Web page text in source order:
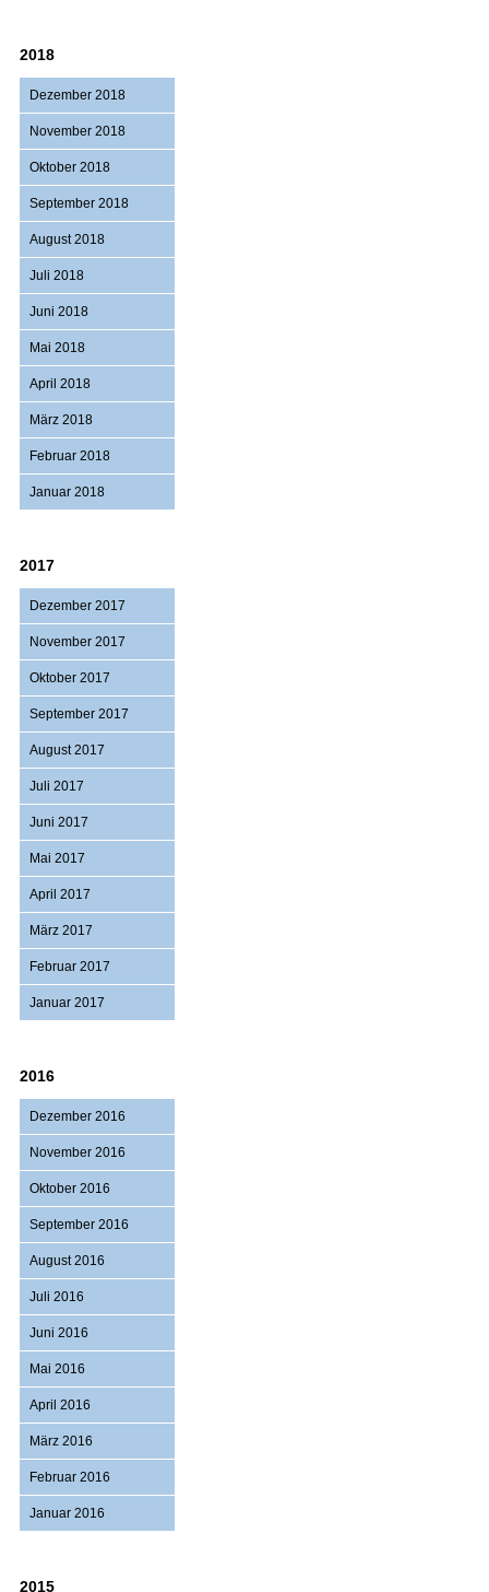
2018
Dezember 2018
November 2018
Oktober 2018
September 2018
August 2018
Juli 2018
Juni 2018
Mai 2018
April 2018
März 2018
Februar 2018
Januar 2018
2017
Dezember 2017
November 2017
Oktober 2017
September 2017
August 2017
Juli 2017
Juni 2017
Mai 2017
April 2017
März 2017
Februar 2017
Januar 2017
2016
Dezember 2016
November 2016
Oktober 2016
September 2016
August 2016
Juli 2016
Juni 2016
Mai 2016
April 2016
März 2016
Februar 2016
Januar 2016
2015